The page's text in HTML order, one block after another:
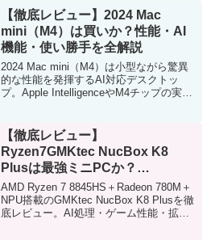
やすく解説します。
【徹底レビュー】2024 Mac
mini（M4）は買いか？性能・AI
機能・使い勝手を全解説
2024 Mac mini（M4）は小型ながら驚異
的な性能を発揮するAI対応デスクトッ
プ。Apple IntelligenceやM4チップの実
【徹底レビュー】
Ryzen7GMKtec NucBox K8
Plusは最強ミニPCか？
8845HS・780M・NPU搭載の実
力
AMD Ryzen 7 8845HS＋Radeon 780M＋
NPU搭載のGMKtec NucBox K8 Plusを徹
底レビュー。AI処理・ゲーム性能・拡張